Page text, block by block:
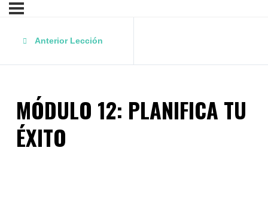
Anterior Lección
MÓDULO 12: PLANIFICA TU
ÉXITO